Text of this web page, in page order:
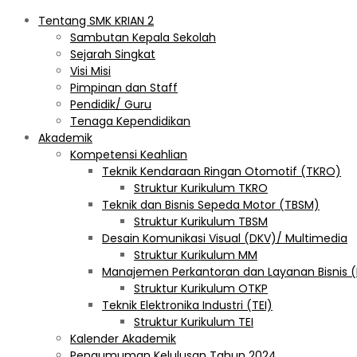
Tentang SMK KRIAN 2
Sambutan Kepala Sekolah
Sejarah Singkat
Visi Misi
Pimpinan dan Staff
Pendidik/ Guru
Tenaga Kependidikan
Akademik
Kompetensi Keahlian
Teknik Kendaraan Ringan Otomotif (TKRO)
Struktur Kurikulum TKRO
Teknik dan Bisnis Sepeda Motor (TBSM)
Struktur Kurikulum TBSM
Desain Komunikasi Visual (DKV)/ Multimedia
Struktur Kurikulum MM
Manajemen Perkantoran dan Layanan Bisnis
Struktur Kurikulum OTKP
Teknik Elektronika Industri (TEI)
Struktur Kurikulum TEI
Kalender Akademik